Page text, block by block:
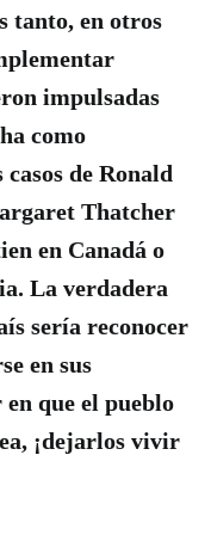
tanto, en otros
impulsadas
como
de Ronald
Thatcher
en Canadá o
La verdadera
sería reconocer
en sus
que el pueblo
¡dejarlos vivir